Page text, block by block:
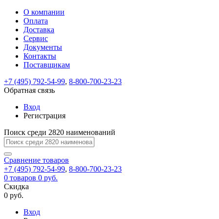
ВходРегистрация
Только
test@example.com
отправлена
по
ней
для
регистрации.
Ок
Только
Запомнить
меня
Забыли
Восстановление
пароля
Заполните
форму.
Мы
отправим
ссылку
на
указанный
электронный
адрес,
перейдя
по
которой
вы
новый
На
вашу
test@test.ru
отправлена
ссылка.
Перейдите
по
для
смены
пароля.
Введите
новый
пароль
Сменить
Пароль
успешно
Войти
Обратная
связь
Сообщение
пользовательского
соглашения
Ваше
сообщение
успешно
О компании
Оплата
Доставка
Сервис
Документы
Контакты
Поставщикам
+7 (495) 792-54-99, 8-800-700-23-23
Обратная связь
Вход
Регистрация
Поиск среди 2820 наименований
Сравнение товаров
+7 (495) 792-54-99, 8-800-700-23-23
0 товаров 0 руб.
Скидка
0 руб.
Вход